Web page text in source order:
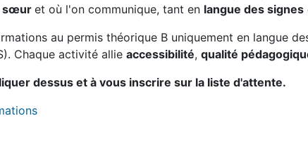
sœuret où l'on communique, tant en langue des signes
au permis théorique B uniquement en langue
Chaque activité allie accessibilité, qualité
dessus et à vous inscrire sur la liste d'attente.